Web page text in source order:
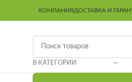
КОМПАНИЯДОСТАВКА И
В КАТЕГОРИИ